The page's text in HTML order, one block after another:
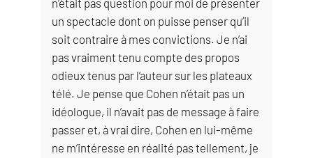
un spectacle dont on puisse penser qu’il
soit contraire à mes convictions. Je n’ai
pas vraiment tenu compte des propos
odieux tenus par l’auteur sur les plateaux
télé. Je pense que Cohen n’était pas un
idéologue, il n’avait pas de message à faire
passer et, à vrai dire, Cohen en lui-même
ne m’intéresse en réalité pas tellement, je